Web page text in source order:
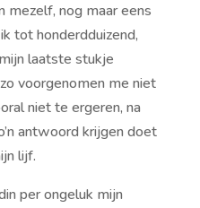
mezelf, nog maar eens
tot honderdduizend,
laatste stukje
voorgenomen me niet
niet te ergeren, na
antwoord krijgen doet
lijf.
per ongeluk mijn